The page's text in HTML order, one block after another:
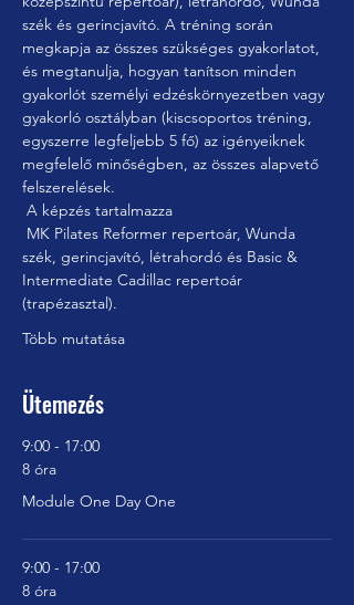
szék és gerincjavító. A tréning során
megkapja az összes szükséges gyakorlatot,
és megtanulja, hogyan tanítson minden
gyakorlót személyi edzéskörnyezetben vagy
gyakorló osztályban (kiscsoportos tréning,
egyszerre legfeljebb 5 fő) az igényeiknek
megfelelő minőségben, az összes alapvető
felszerelések.
A képzés tartalmazza
szék, gerincjavító, létrahordó és Basic &
Intermediate Cadillac repertoár
(trapézasztal).
Több mutatása
Ütemezés
9:00 - 17:00
8 óra
Module One Day One
9:00 - 17:00
8 óra